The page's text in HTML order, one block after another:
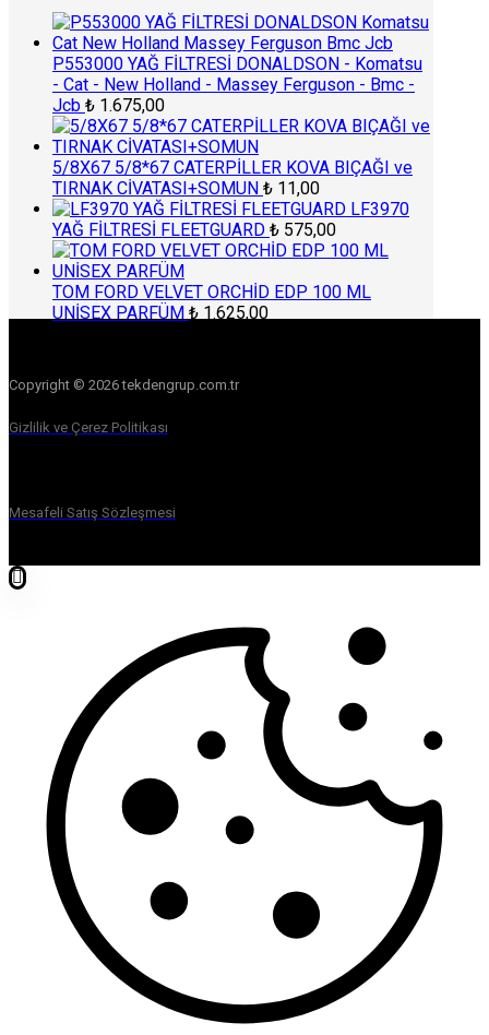
P553000 YAĞ FİLTRESİ DONALDSON - Komatsu
- Cat - New Holland - Massey Ferguson - Bmc -
Jcb ₺ 1.675,00
5/8X67 5/8*67 CATERPİLLER KOVA BIÇAĞI ve
TIRNAK CİVATASI+SOMUN ₺ 11,00
LF3970
YAĞ FİLTRESİ FLEETGUARD ₺ 575,00
TOM FORD VELVET ORCHİD EDP 100 ML
UNİSEX PARFÜM ₺ 1.625,00
Copyright © 2026 tekdengrup.com.tr
Gizlilik ve Çerez Politikası
Mesafeli Satış Sözleşmesi